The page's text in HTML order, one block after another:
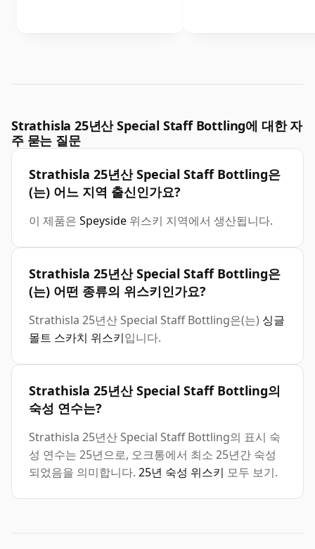
Strathisla 25년산 Special Staff Bottling에 대한 자
주 묻는 질문
Strathisla 25년산 Special Staff Bottling은
(는) 어느 지역 출신인가요?
이 제품은 Speyside 위스키 지역에서 생산됩니다.
Strathisla 25년산 Special Staff Bottling은
(는) 어떤 종류의 위스키인가요?
Strathisla 25년산 Special Staff Bottling은(는) 싱글
몰트 스카치 위스키입니다.
Strathisla 25년산 Special Staff Bottling의
숙성 연수는?
Strathisla 25년산 Special Staff Bottling의 표시 숙
성 연수는 25년으로, 오크통에서 최소 25년간 숙성
되었음을 의미합니다. 25년 숙성 위스키 모두 보기.